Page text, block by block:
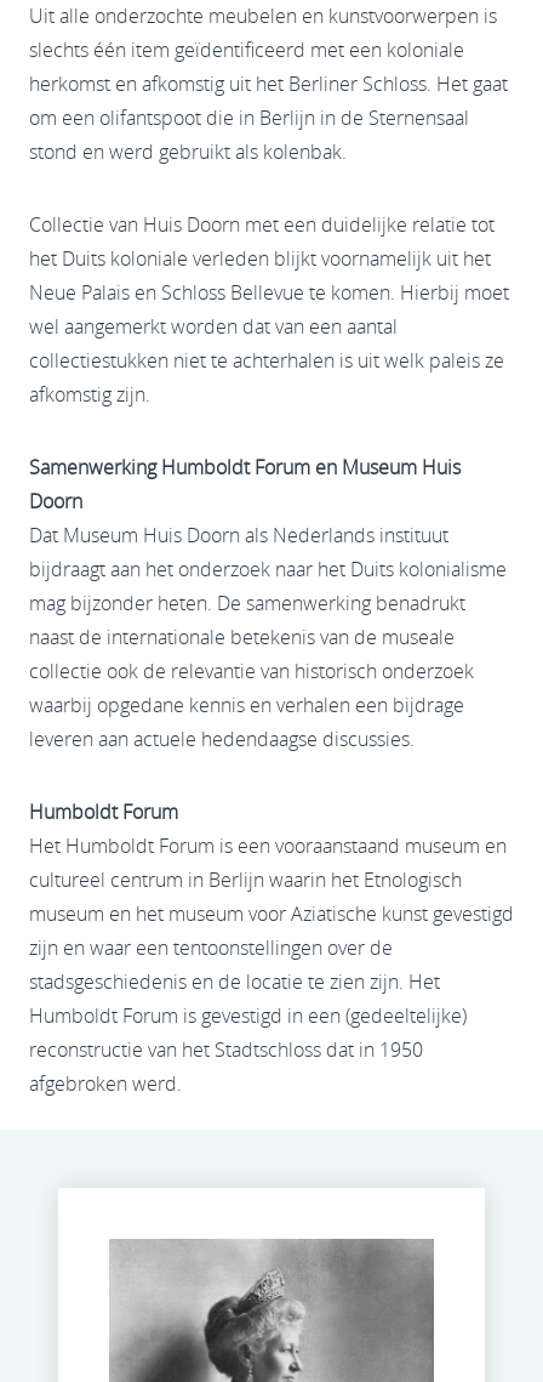
Uit alle onderzochte meubelen en kunstvoorwerpen is
slechts één item geïdentificeerd met een koloniale
herkomst en afkomstig uit het Berliner Schloss. Het gaat
om een olifantspoot die in Berlijn in de Sternensaal
stond en werd gebruikt als kolenbak.
Collectie van Huis Doorn met een duidelijke relatie tot
het Duits koloniale verleden blijkt voornamelijk uit het
Neue Palais en Schloss Bellevue te komen. Hierbij moet
wel aangemerkt worden dat van een aantal
collectiestukken niet te achterhalen is uit welk paleis ze
afkomstig zijn.
Samenwerking Humboldt Forum en Museum Huis
Doorn
Dat Museum Huis Doorn als Nederlands instituut
bijdraagt aan het onderzoek naar het Duits kolonialisme
mag bijzonder heten. De samenwerking benadrukt
naast de internationale betekenis van de museale
collectie ook de relevantie van historisch onderzoek
waarbij opgedane kennis en verhalen een bijdrage
leveren aan actuele hedendaagse discussies.
Humboldt Forum
Het Humboldt Forum is een vooraanstaand museum en
cultureel centrum in Berlijn waarin het Etnologisch
museum en het museum voor Aziatische kunst gevestigd
zijn en waar een tentoonstellingen over de
stadsgeschiedenis en de locatie te zien zijn. Het
Humboldt Forum is gevestigd in een (gedeeltelijke)
reconstructie van het Stadtschloss dat in 1950
afgebroken werd.